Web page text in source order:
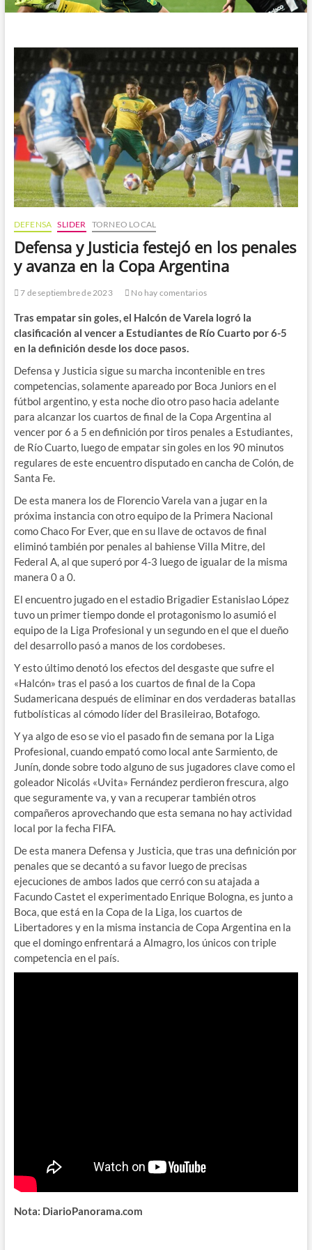
DEFENSA SLIDER TORNEO LOCAL
Defensa y Justicia festejó en los penales
y avanza en la Copa Argentina
7 de septiembre de 2023 No hay comentarios
Tras empatar sin goles, el Halcón de Varela logró la
clasificación al vencer a Estudiantes de Río Cuarto por 6-5
en la definición desde los doce pasos.
Defensa y Justicia sigue su marcha incontenible en tres
competencias, solamente apareado por Boca Juniors en el
fútbol argentino, y esta noche dio otro paso hacia adelante
para alcanzar los cuartos de final de la Copa Argentina al
vencer por 6 a 5 en definición por tiros penales a Estudiantes,
de Río Cuarto, luego de empatar sin goles en los 90 minutos
regulares de este encuentro disputado en cancha de Colón, de
Santa Fe.
De esta manera los de Florencio Varela van a jugar en la
próxima instancia con otro equipo de la Primera Nacional
como Chaco For Ever, que en su llave de octavos de final
eliminó también por penales al bahiense Villa Mitre, del
Federal A, al que superó por 4-3 luego de igualar de la misma
manera 0 a 0.
El encuentro jugado en el estadio Brigadier Estanislao López
tuvo un primer tiempo donde el protagonismo lo asumió el
equipo de la Liga Profesional y un segundo en el que el dueño
del desarrollo pasó a manos de los cordobeses.
Y esto último denotó los efectos del desgaste que sufre el
«Halcón» tras el pasó a los cuartos de final de la Copa
Sudamericana después de eliminar en dos verdaderas batallas
futbolísticas al cómodo líder del Brasileirao, Botafogo.
Y ya algo de eso se vio el pasado fin de semana por la Liga
Profesional, cuando empató como local ante Sarmiento, de
Junín, donde sobre todo alguno de sus jugadores clave como el
goleador Nicolás «Uvita» Fernández perdieron frescura, algo
que seguramente va, y van a recuperar también otros
compañeros aprovechando que esta semana no hay actividad
local por la fecha FIFA.
De esta manera Defensa y Justicia, que tras una definición por
penales que se decantó a su favor luego de precisas
ejecuciones de ambos lados que cerró con su atajada a
Facundo Castet el experimentado Enrique Bologna, es junto a
Boca, que está en la Copa de la Liga, los cuartos de
Libertadores y en la misma instancia de Copa Argentina en la
que el domingo enfrentará a Almagro, los únicos con triple
competencia en el país.
Nota: DiarioPanorama.com